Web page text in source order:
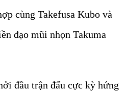
cùng Takefusa Kubo và
đạo mũi nhọn Takuma
đầu trận đấu cực kỳ hứng